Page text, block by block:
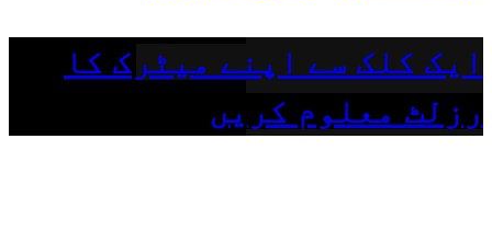
ایک کلک سے اپنے میٹرک کا
رزلٹ معلوم کریں